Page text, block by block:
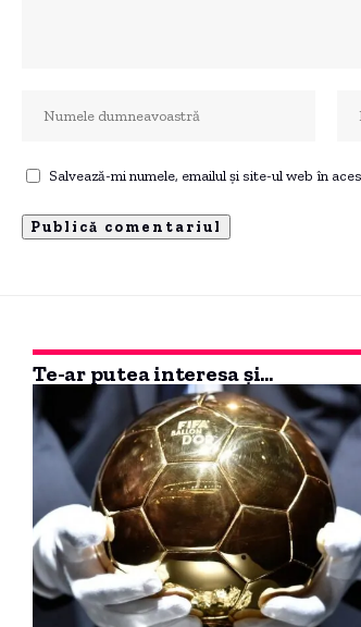
Salvează-mi numele, emailul și site-ul web în
Te-ar putea interesa și...